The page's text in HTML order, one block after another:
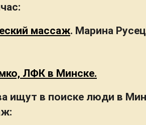
массаж. Марина
ЛФК в Минске.
ищут в поиске люди в